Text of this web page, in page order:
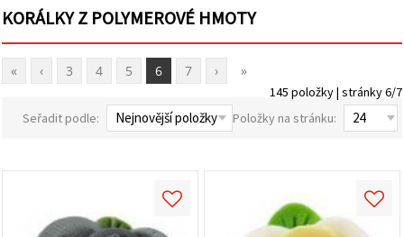
podobné
technologie,
abychom
zajistili
správné
fungování
zlepšili vaše
s vaším
návštěvnost
KORÁLKY Z POLYMEROVÉ HMOTY
« ‹ 3 4 5 6 7 › »
145 položky | stránky 6/7
Seřadit podle:
Položky na stránku: